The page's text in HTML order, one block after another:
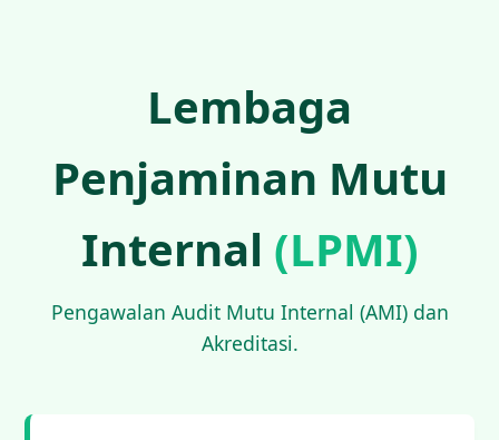
Lembaga
Penjaminan Mutu
Internal (LPMI)
Pengawalan Audit Mutu Internal (AMI) dan
Akreditasi.